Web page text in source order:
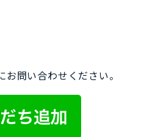
問い合わせください。